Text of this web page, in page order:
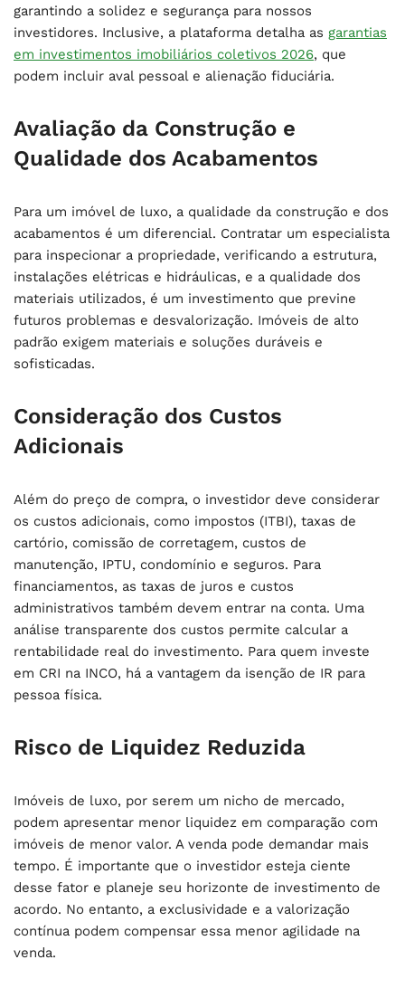
garantindo a solidez e segurança para nossos
investidores. Inclusive, a plataforma detalha as garantias
em investimentos imobiliários coletivos 2026, que
podem incluir aval pessoal e alienação fiduciária.
Avaliação da Construção e
Qualidade dos Acabamentos
Para um imóvel de luxo, a qualidade da construção e dos
acabamentos é um diferencial. Contratar um especialista
para inspecionar a propriedade, verificando a estrutura,
instalações elétricas e hidráulicas, e a qualidade dos
materiais utilizados, é um investimento que previne
futuros problemas e desvalorização. Imóveis de alto
padrão exigem materiais e soluções duráveis e
sofisticadas.
Consideração dos Custos
Adicionais
Além do preço de compra, o investidor deve considerar
os custos adicionais, como impostos (ITBI), taxas de
cartório, comissão de corretagem, custos de
manutenção, IPTU, condomínio e seguros. Para
financiamentos, as taxas de juros e custos
administrativos também devem entrar na conta. Uma
análise transparente dos custos permite calcular a
rentabilidade real do investimento. Para quem investe
em CRI na INCO, há a vantagem da isenção de IR para
pessoa física.
Risco de Liquidez Reduzida
Imóveis de luxo, por serem um nicho de mercado,
podem apresentar menor liquidez em comparação com
imóveis de menor valor. A venda pode demandar mais
tempo. É importante que o investidor esteja ciente
desse fator e planeje seu horizonte de investimento de
acordo. No entanto, a exclusividade e a valorização
contínua podem compensar essa menor agilidade na
venda.